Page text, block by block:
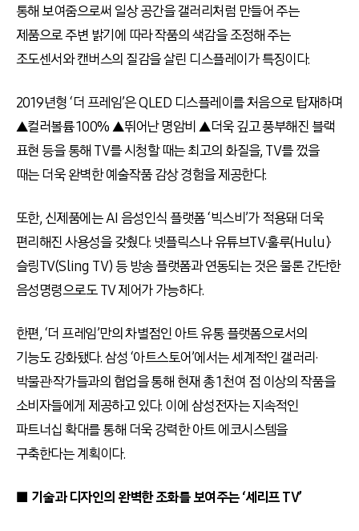
통해 보여줌으로써 일상 공간을 갤러리처럼 만들어 주는
제품으로 주변 밝기에 따라 작품의 색감을 조정해 주는
조도센서와 캔버스의 질감을 살린 디스플레이가 특징이다.
2019년형 ‘더 프레임’은 QLED 디스플레이를 처음으로 탑재하며
▲컬러볼륨 100% ▲뛰어난 명암비 ▲더욱 깊고 풍부해진 블랙
표현 등을 통해 TV를 시청할 때는 최고의 화질을, TV를 껐을
때는 더욱 완벽한 예술작품 감상 경험을 제공한다.
또한, 신제품에는 AI 음성인식 플랫폼 ‘빅스비’가 적용돼 더욱
편리해진 사용성을 갖췄다. 넷플릭스나 유튜브TV·훌루(Hulu)·
슬링TV(Sling TV) 등 방송 플랫폼과 연동되는 것은 물론 간단한
음성명령으로도 TV 제어가 가능하다.
한편, ‘더 프레임’만의 차별점인 아트 유통 플랫폼으로서의
기능도 강화됐다. 삼성 ‘아트스토어’에서는 세계적인 갤러리·
박물관·작가들과의 협업을 통해 현재 총 1천여 점 이상의 작품을
소비자들에게 제공하고 있다. 이에 삼성전자는 지속적인
파트너십 확대를 통해 더욱 강력한 아트 에코시스템을
구축한다는 계획이다.
■ 기술과 디자인의 완벽한 조화를 보여주는 ‘세리프 TV’